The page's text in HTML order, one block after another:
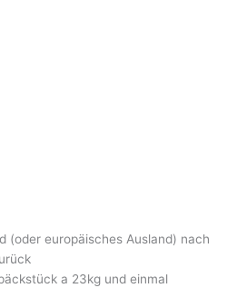
(oder europäisches Ausland) nach
a 23kg und einmal